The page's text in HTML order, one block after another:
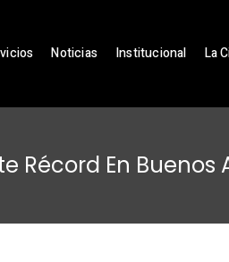
Noticias Institucional La
Récord En Buenos